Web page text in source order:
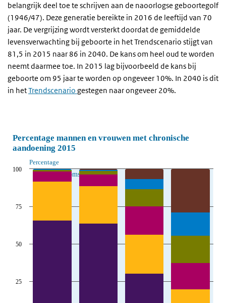
belangrijk deel toe te schrijven aan de naoorlogse geboortegolf
(1946/47). Deze generatie bereikte in 2016 de leeftijd van 70
jaar. De vergrijzing wordt versterkt doordat de gemiddelde
levensverwachting bij geboorte in het Trendscenario stijgt van
81,5 in 2015 naar 86 in 2040. De kans om heel oud te worden
neemt daarmee toe. In 2015 lag bijvoorbeeld de kans bij
geboorte om 95 jaar te worden op ongeveer 10%. In 2040 is dit
in hetTrendscenario gestegen naar ongeveer 20%.
Toekomst
Percentage
Percentage mannen en vrouwen met chronische
aandoening 2015
25
50
75
100